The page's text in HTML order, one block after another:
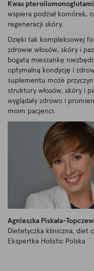
Kwas
wspiera podział komórek,
regeneracji skóry.
Dzięki tak kompleksowej
zdrowie włosów, skóry i
bogatą mieszankę
optymalną kondycję i
suplementu może
struktury włosów, skóry i
wyglądały zdrowo i
moim pacjenci.
Agnieszka Piskała-
Dietetyczka kliniczna, diet
Ekspertka Holistic Polska